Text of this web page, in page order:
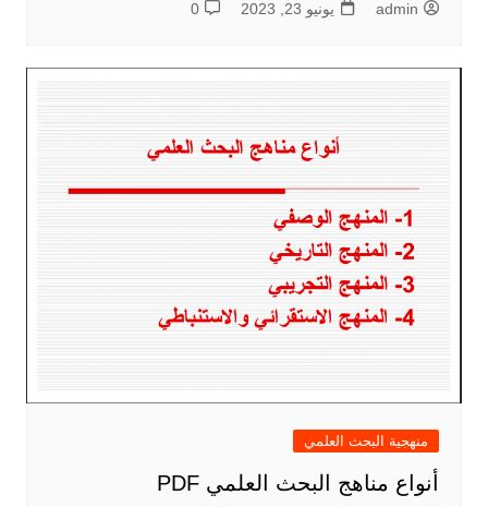
admin يونيو 23, 2023 0
منهجية البحث العلمي
أنواع مناهج البحث العلمي PDF